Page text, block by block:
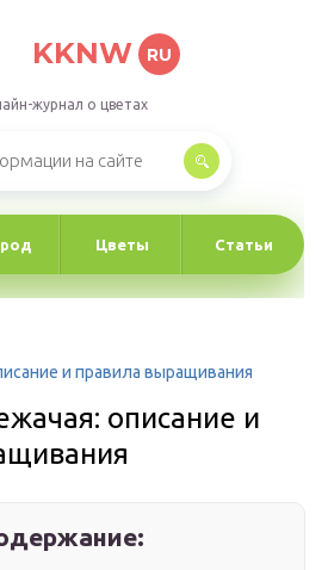
KKNW RU
журнал о цветах
Цветы Статьи
и правила выращивания
описание и